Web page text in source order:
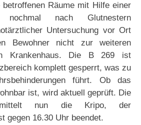
betroffenen Räume mit Hilfe einer
nochmal nach Glutnestern
Untersuchung vor Ort
Bewohner nicht zur weiteren
Krankenhaus. Die B 269 ist
komplett gesperrt, was zu
führt. Ob das
ist, wird aktuell geprüft. Die
nun die Kripo, der
gegen 16.30 Uhr beendet.